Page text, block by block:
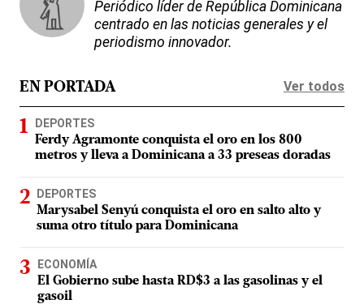
Periódico líder de República Dominicana
centrado en las noticias generales y el
periodismo innovador.
EN PORTADA Ver todos
DEPORTES
Ferdy Agramonte conquista el oro en los 800
metros y lleva a Dominicana a 33 preseas doradas
DEPORTES
Marysabel Senyú conquista el oro en salto alto y
suma otro título para Dominicana
ECONOMÍA
El Gobierno sube hasta RD$3 a las gasolinas y el
gasoil